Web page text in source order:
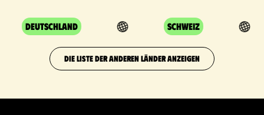
Deutschland Schweiz
DIE LISTE DER ANDEREN LÄNDER ANZEIGEN